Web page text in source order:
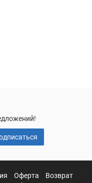
Оферта
Возврат